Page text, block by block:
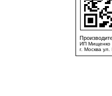
ИП Мищенко
г. Москва